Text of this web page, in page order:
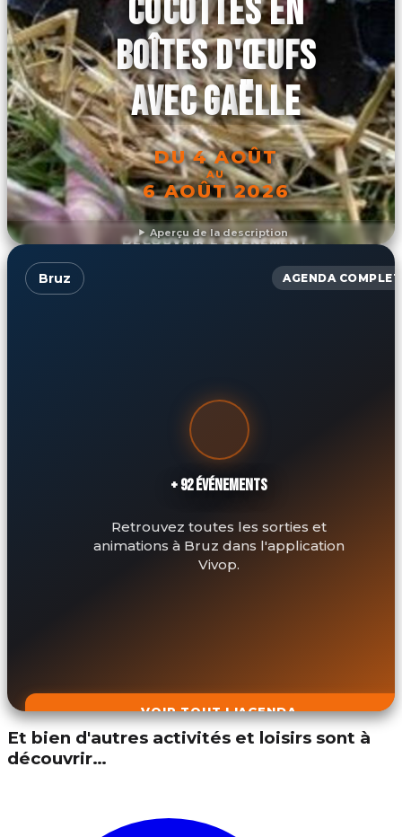
Aperçu de la description
COCOTTES EN
BOÎTES D'ŒUFS
AVEC GAËLLE
DU 4 AOÛT
AU
6 AOÛT 2026
DÉCOUVRIR L'ÉVÉNEMENT
Bruz AGENDA COMPLET
+ 92 ÉVÉNEMENTS
Retrouvez toutes les sorties et
animations à Bruz dans l'application
Vivop.
VOIR TOUT L'AGENDA
Et bien d'autres activités et loisirs sont à
découvrir…